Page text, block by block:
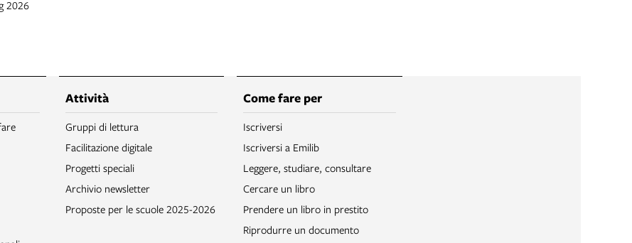
2026
Attività
Gruppi di lettura
Facilitazione digitale
Progetti speciali
Archivio newsletter
Proposte per le scuole 2025-2026
Come fare per
Iscriversi
Iscriversi a Emilib
Leggere, studiare, consultare
Cercare un libro
Prendere un libro in prestito
Riprodurre un documento